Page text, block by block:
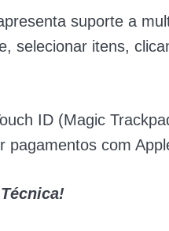
suporte a
selecionar itens,
ID (Magic
pagamentos com